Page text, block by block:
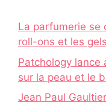
La parfumerie se
roll-ons et les
Patchology lance
sur la peau et le
Jean Paul